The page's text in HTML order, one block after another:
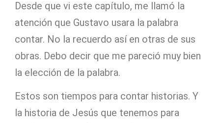
Desde que vi este capítulo, me llamó la
atención que Gustavo usara la palabra
contar. No la recuerdo así en otras de sus
obras. Debo decir que me pareció muy bien
la elección de la palabra.
Estos son tiempos para contar historias. Y
la historia de Jesús que tenemos para